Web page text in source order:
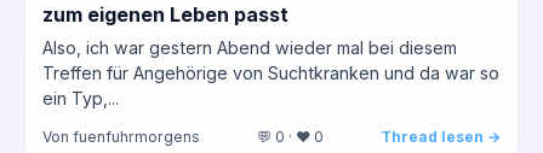
zum eigenen Leben passt
Also, ich war gestern Abend wieder mal bei diesem
Treffen für Angehörige von Suchtkranken und da war so
ein Typ,...
Von fuenfuhrmorgens 💬 0 · ❤️ 0 Thread lesen →